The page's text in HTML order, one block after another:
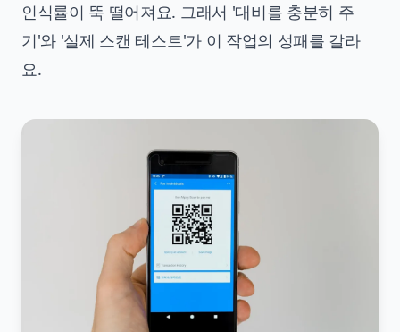
인식률이 뚝 떨어져요. 그래서 '대비를 충분히 주
기'와 '실제 스캔 테스트'가 이 작업의 성패를 갈라
요.